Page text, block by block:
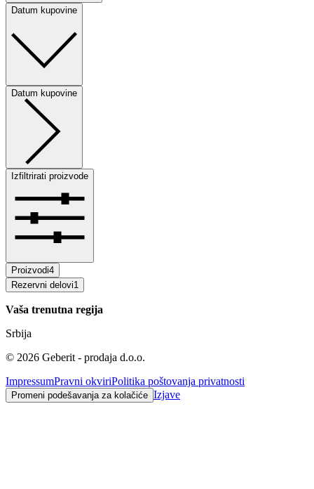
Datum kupovine
Datum kupovine
Izfiltrirati proizvode
Proizvodi4
Rezervni delovi1
Vaša trenutna regija
Srbija
© 2026 Geberit - prodaja d.o.o.
ImpressumPravni okviriPolitika poštovanja privatnosti
Promeni podešavanja za kolačiće Izjave